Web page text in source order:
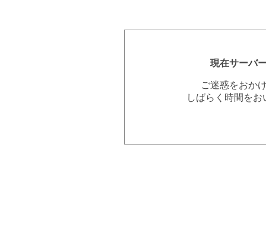
現在サーバ
ご迷惑をおか
しばらく時間を